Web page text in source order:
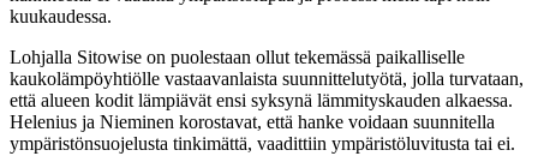
kuukaudessa.
Lohjalla Sitowise on puolestaan ollut tekemässä paikalliselle
kaukolämpöyhtiölle vastaavanlaista suunnittelutyötä, jolla turvataan,
että alueen kodit lämpiävät ensi syksynä lämmityskauden alkaessa.
Helenius ja Nieminen korostavat, että hanke voidaan suunnitella
ympäristönsuojelusta tinkimättä, vaadittiin ympäristöluvitusta tai ei.